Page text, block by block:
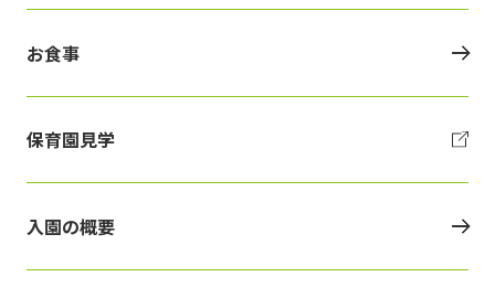
お食事
保育園見学
入園の概要